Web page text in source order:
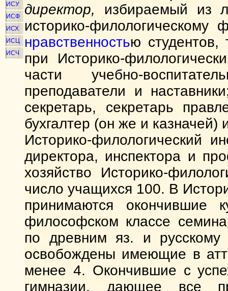
ИСУ
ИСФ
ИСХ
ИСЦ
ИСЧ
директор, избираемый из
историко-
нравственностью студентов,
при Историко-
части учебно-
преподаватели и
секретарь, секретарь
бухгалтер (он же и
Историко-филологический
директора, инспектора и
хозяйство Историко-
число учащихся 100. В
принимаются окончившие
философском классе
по древним яз. и
освобождены имеющие в
менее 4. Окончившие с
гимназии, дающее все